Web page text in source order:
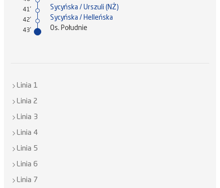
41' Sycyńska / Urszuli (NŻ)
42' Sycyńska / Helleńska
43' Os. Południe
Linia 1
Linia 2
Linia 3
Linia 4
Linia 5
Linia 6
Linia 7